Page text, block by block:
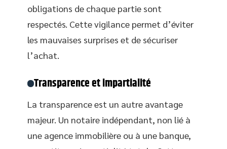
obligations de chaque partie sont
respectés. Cette vigilance permet d’éviter
les mauvaises surprises et de sécuriser
l’achat.
Transparence et impartialité
La transparence est un autre avantage
majeur. Un notaire indépendant, non lié à
une agence immobilière ou à une banque,